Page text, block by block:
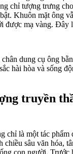
chỉ tượng trưng
Khuôn mặt ông
được mạ vàng. Đây
hài hòa và sống
truyền
chỉ là một tác phẩm
chiều sâu văn hóa,
con người. Trước